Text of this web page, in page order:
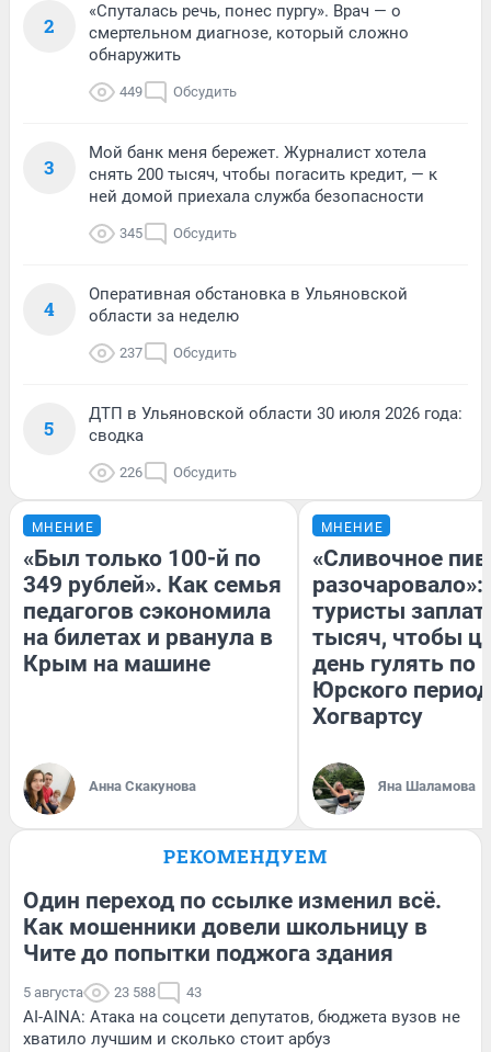
2
«Спуталась речь, понес пургу». Врач — о
смертельном диагнозе, который сложно
обнаружить
449 Обсудить
3
Мой банк меня бережет. Журналист хотела
снять 200 тысяч, чтобы погасить кредит, — к
ней домой приехала служба безопасности
345 Обсудить
4
Оперативная обстановка в Ульяновской
области за неделю
237 Обсудить
5
ДТП в Ульяновской области 30 июля 2026 года:
сводка
226 Обсудить
МНЕНИЕ
«Был только 100-й по
349 рублей». Как семья
педагогов сэкономила
на билетах и рванула в
Крым на машине
Анна Скакунова
МНЕНИЕ
«Сливочное
разочаровало»:
туристы
тысяч, чтобы
день гулять по
Юрского
Хогвартсу
Яна Шаламова
РЕКОМЕНДУЕМ
Один переход по ссылке изменил всё.
Как мошенники довели школьницу в
Чите до попытки поджога здания
5 августа 23 588 43
AI-AINA: Атака на соцсети депутатов, бюджета вузов не
хватило лучшим и сколько стоит арбуз